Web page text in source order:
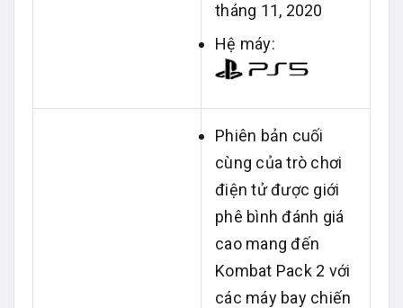
tháng 11, 2020
Hệ máy:
Phiên bản cuối
cùng của trò chơi
điện tử được giới
phê bình đánh giá
cao mang đến
Kombat Pack 2 với
các máy bay chiến